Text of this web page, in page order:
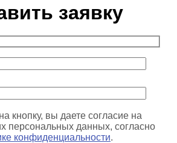
заявку
кнопку, вы даете согласие на
персональных данных, согласно
конфиденциальности.